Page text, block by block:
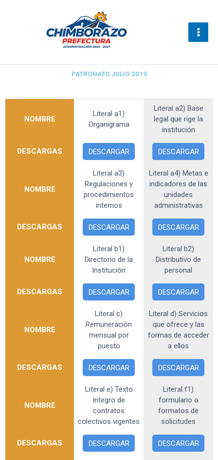
PATRONATO JULIO 2019
NOMBRE
Literal a1)
Organigrama
Literal a2) Base
legal que rige la
institución
DESCARGAS DESCARGAR DESCARGAR
NOMBRE
Literal a3)
Regulaciones y
procedimientos
internos
Literal a4) Metas e
indicadores de las
unidades
administrativas
DESCARGAS DESCARGAR DESCARGAR
NOMBRE
Literal b1)
Directorio de la
Institución
Literal b2)
Distributivo de
personal
DESCARGAS DESCARGAR DESCARGAR
NOMBRE
Literal c)
Remuneración
mensual por
puesto
Literal d) Servicios
que ofrece y las
formas de acceder
a ellos
DESCARGAS DESCARGAR DESCARGAR
NOMBRE
Literal e) Texto
íntegro de
contratos
colectivos vigentes
Literal f1)
formulario o
formatos de
solicitudes
DESCARGAS DESCARGAR DESCARGAR